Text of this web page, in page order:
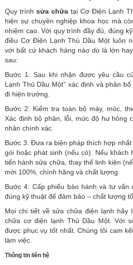
Quy trình sửa chữa tại Cơ Điện Lạnh
hiện sự chuyên nghiệp khoa học mà
nhiệm cao. Với quy trình đầy đủ, đúng
điều Cơ Điện Lạnh Thủ Dầu Một luôn
với bất cứ khách hàng nào dù là lớn
sau:
Bước 1: Sau khi nhận được yêu cầu
Lạnh Thủ Dầu Một” xác định và phân
đi hiện trường.
Bước 2: Kiểm tra toàn bộ máy, móc,
Xác định bộ phận, lỗi, mức độ hư hỏng
nhân chính xác.
Bước 3: Đưa ra biện pháp thích hợp
gói hoặc phát sinh (nếu có). Nếu khách
tiến hành sửa chữa, thay thế linh kiện
mới 100%, chính hãng và chất lượng.
Bước 4: Cấp phiếu bảo hành và tư vấn
đúng kỹ thuật để đảm bảo – chất lượng
Mọi chi tiết về sửa chữa điện lạnh hãy
chữa cơ điện lạnh Thủ Dầu Một. Với
được phục vụ tốt nhất. Chúng tôi cam
làm việc.
Thông tin liên hệ